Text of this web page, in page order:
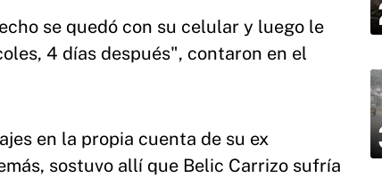
se quedó con su celular y luego le
4 días después", contaron en el
en la propia cuenta de su ex
sostuvo allí que Belic Carrizo sufría